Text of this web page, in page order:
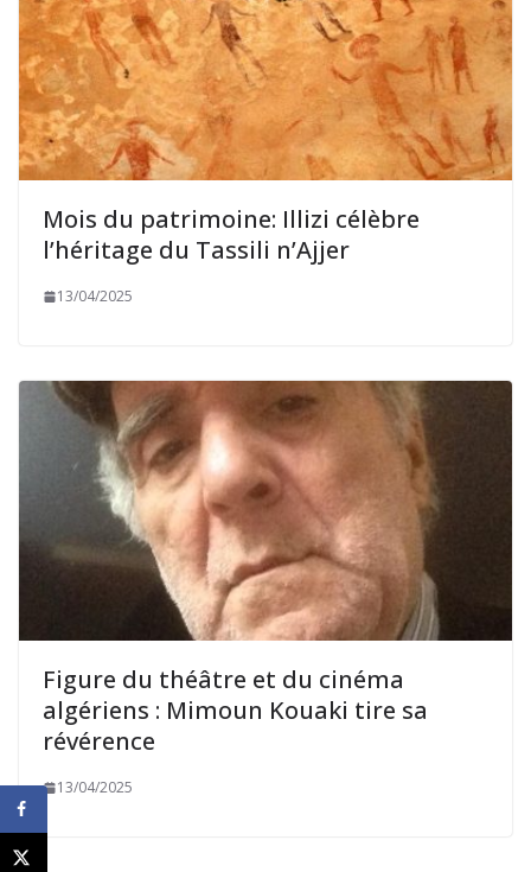
Mois du patrimoine: Illizi célèbre
l’héritage du Tassili n’Ajjer
13/04/2025
Figure du théâtre et du cinéma
algériens : Mimoun Kouaki tire sa
révérence
13/04/2025